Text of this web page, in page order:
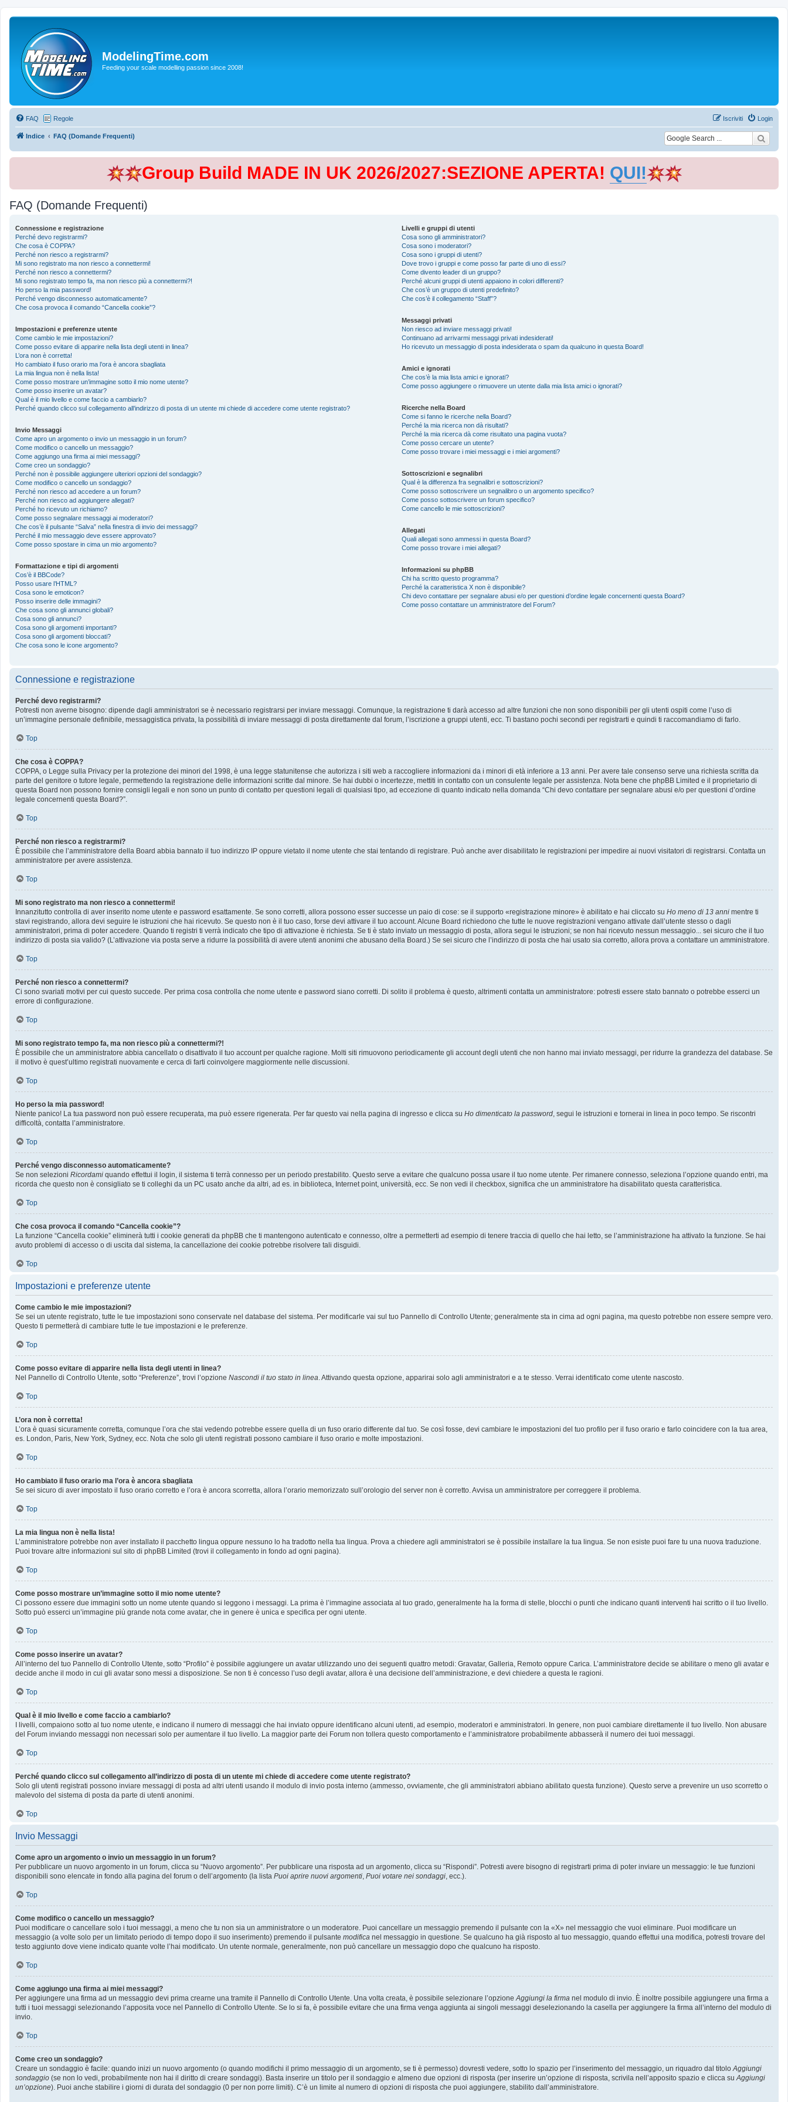
ModelingTime.com
Feeding your scale modelling passion since 2008!
FAQ Regole Login
Iscriviti
Indice FAQ (Domande Frequenti)
Group Build MADE IN UK 2026/2027:SEZIONE APERTA! QUI!
FAQ (Domande Frequenti)
Connessione e registrazione
Perché devo registrarmi?
Che cosa è COPPA?
Perché non riesco a registrarmi?
Mi sono registrato ma non riesco a connettermi!
Perché non riesco a connettermi?
Mi sono registrato tempo fa, ma non riesco più a connettermi?!
Ho perso la mia password!
Perché vengo disconnesso automaticamente?
Che cosa provoca il comando “Cancella cookie”?
Impostazioni e preferenze utente
Come cambio le mie impostazioni?
Come posso evitare di apparire nella lista degli utenti in linea?
L’ora non è corretta!
Ho cambiato il fuso orario ma l’ora è ancora sbagliata
La mia lingua non è nella lista!
Come posso mostrare un’immagine sotto il mio nome utente?
Come posso inserire un avatar?
Qual è il mio livello e come faccio a cambiarlo?
Perché quando clicco sul collegamento all’indirizzo di posta di un utente mi chiede di accedere come utente registrato?
Invio Messaggi
Come apro un argomento o invio un messaggio in un forum?
Come modifico o cancello un messaggio?
Come aggiungo una firma ai miei messaggi?
Come creo un sondaggio?
Perché non è possibile aggiungere ulteriori opzioni del sondaggio?
Come modifico o cancello un sondaggio?
Perché non riesco ad accedere a un forum?
Perché non riesco ad aggiungere allegati?
Perché ho ricevuto un richiamo?
Come posso segnalare messaggi ai moderatori?
Che cos’è il pulsante “Salva” nella finestra di invio dei messaggi?
Perché il mio messaggio deve essere approvato?
Come posso spostare in cima un mio argomento?
Formattazione e tipi di argomenti
Cos’è il BBCode?
Posso usare l’HTML?
Cosa sono le emoticon?
Posso inserire delle immagini?
Che cosa sono gli annunci globali?
Cosa sono gli annunci?
Cosa sono gli argomenti importanti?
Cosa sono gli argomenti bloccati?
Che cosa sono le icone argomento?
Livelli e gruppi di utenti
Cosa sono gli amministratori?
Cosa sono i moderatori?
Cosa sono i gruppi di utenti?
Dove trovo i gruppi e come posso far parte di uno di essi?
Come divento leader di un gruppo?
Perché alcuni gruppi di utenti appaiono in colori differenti?
Che cos’è un gruppo di utenti predefinito?
Che cos’è il collegamento “Staff”?
Messaggi privati
Non riesco ad inviare messaggi privati!
Continuano ad arrivarmi messaggi privati indesiderati!
Ho ricevuto un messaggio di posta indesiderata o spam da qualcuno in questa Board!
Amici e ignorati
Che cos’è la mia lista amici e ignorati?
Come posso aggiungere o rimuovere un utente dalla mia lista amici o ignorati?
Ricerche nella Board
Come si fanno le ricerche nella Board?
Perché la mia ricerca non dà risultati?
Perché la mia ricerca dà come risultato una pagina vuota?
Come posso cercare un utente?
Come posso trovare i miei messaggi e i miei argomenti?
Sottoscrizioni e segnalibri
Qual è la differenza fra segnalibri e sottoscrizioni?
Come posso sottoscrivere un segnalibro o un argomento specifico?
Come posso sottoscrivere un forum specifico?
Come cancello le mie sottoscrizioni?
Allegati
Quali allegati sono ammessi in questa Board?
Come posso trovare i miei allegati?
Informazioni su phpBB
Chi ha scritto questo programma?
Perché la caratteristica X non è disponibile?
Chi devo contattare per segnalare abusi e/o per questioni d’ordine legale concernenti questa Board?
Come posso contattare un amministratore del Forum?
Connessione e registrazione
Perché devo registrarmi?
Potresti non averne bisogno: dipende dagli amministratori se è necessario registrarsi per inviare messaggi. Comunque, la registrazione ti darà accesso ad altre funzioni che non sono disponibili per gli utenti ospiti come l’uso di
un’immagine personale definibile, messaggistica privata, la possibilità di inviare messaggi di posta direttamente dal forum, l’iscrizione a gruppi utenti, ecc. Ti bastano pochi secondi per registrarti e quindi ti raccomandiamo di farlo.
Top
Che cosa è COPPA?
COPPA, o Legge sulla Privacy per la protezione dei minori del 1998, è una legge statunitense che autorizza i siti web a raccogliere informazioni da i minori di età inferiore a 13 anni. Per avere tale consenso serve una richiesta scritta da
parte del genitore o tutore legale, permettendo la registrazione delle informazioni scritte dal minore. Se hai dubbi o incertezze, mettiti in contatto con un consulente legale per assistenza. Nota bene che phpBB Limited e il proprietario di
questa Board non possono fornire consigli legali e non sono un punto di contatto per questioni legali di qualsiasi tipo, ad eccezione di quanto indicato nella domanda “Chi devo contattare per segnalare abusi e/o per questioni d’ordine
legale concernenti questa Board?”.
Top
Perché non riesco a registrarmi?
È possibile che l’amministratore della Board abbia bannato il tuo indirizzo IP oppure vietato il nome utente che stai tentando di registrare. Può anche aver disabilitato le registrazioni per impedire ai nuovi visitatori di registrarsi. Contatta un
amministratore per avere assistenza.
Top
Mi sono registrato ma non riesco a connettermi!
Innanzitutto controlla di aver inserito nome utente e password esattamente. Se sono corretti, allora possono esser successe un paio di cose: se il supporto «registrazione minore» è abilitato e hai cliccato su Ho meno di 13 anni mentre ti
stavi registrando, allora devi seguire le istruzioni che hai ricevuto. Se questo non è il tuo caso, forse devi attivare il tuo account. Alcune Board richiedono che tutte le nuove registrazioni vengano attivate dall’utente stesso o dagli
amministratori, prima di poter accedere. Quando ti registri ti verrà indicato che tipo di attivazione è richiesta. Se ti è stato inviato un messaggio di posta, allora segui le istruzioni; se non hai ricevuto nessun messaggio... sei sicuro che il tuo
indirizzo di posta sia valido? (L’attivazione via posta serve a ridurre la possibilità di avere utenti anonimi che abusano della Board.) Se sei sicuro che l’indirizzo di posta che hai usato sia corretto, allora prova a contattare un amministratore.
Top
Perché non riesco a connettermi?
Ci sono svariati motivi per cui questo succede. Per prima cosa controlla che nome utente e password siano corretti. Di solito il problema è questo, altrimenti contatta un amministratore: potresti essere stato bannato o potrebbe esserci un
errore di configurazione.
Top
Mi sono registrato tempo fa, ma non riesco più a connettermi?!
È possibile che un amministratore abbia cancellato o disattivato il tuo account per qualche ragione. Molti siti rimuovono periodicamente gli account degli utenti che non hanno mai inviato messaggi, per ridurre la grandezza del database. Se
il motivo è quest’ultimo registrati nuovamente e cerca di farti coinvolgere maggiormente nelle discussioni.
Top
Ho perso la mia password!
Niente panico! La tua password non può essere recuperata, ma può essere rigenerata. Per far questo vai nella pagina di ingresso e clicca su Ho dimenticato la password, segui le istruzioni e tornerai in linea in poco tempo. Se riscontri
difficoltà, contatta l’amministratore.
Top
Perché vengo disconnesso automaticamente?
Se non selezioni Ricordami quando effettui il login, il sistema ti terrà connesso per un periodo prestabilito. Questo serve a evitare che qualcuno possa usare il tuo nome utente. Per rimanere connesso, seleziona l’opzione quando entri, ma
ricorda che questo non è consigliato se ti colleghi da un PC usato anche da altri, ad es. in biblioteca, Internet point, università, ecc. Se non vedi il checkbox, significa che un amministratore ha disabilitato questa caratteristica.
Top
Che cosa provoca il comando “Cancella cookie”?
La funzione “Cancella cookie” eliminerà tutti i cookie generati da phpBB che ti mantengono autenticato e connesso, oltre a permetterti ad esempio di tenere traccia di quello che hai letto, se l’amministrazione ha attivato la funzione. Se hai
avuto problemi di accesso o di uscita dal sistema, la cancellazione dei cookie potrebbe risolvere tali disguidi.
Top
Impostazioni e preferenze utente
Come cambio le mie impostazioni?
Se sei un utente registrato, tutte le tue impostazioni sono conservate nel database del sistema. Per modificarle vai sul tuo Pannello di Controllo Utente; generalmente sta in cima ad ogni pagina, ma questo potrebbe non essere sempre vero.
Questo ti permetterà di cambiare tutte le tue impostazioni e le preferenze.
Top
Come posso evitare di apparire nella lista degli utenti in linea?
Nel Pannello di Controllo Utente, sotto “Preferenze”, trovi l’opzione Nascondi il tuo stato in linea. Attivando questa opzione, apparirai solo agli amministratori e a te stesso. Verrai identificato come utente nascosto.
Top
L’ora non è corretta!
L’ora è quasi sicuramente corretta, comunque l’ora che stai vedendo potrebbe essere quella di un fuso orario differente dal tuo. Se così fosse, devi cambiare le impostazioni del tuo profilo per il fuso orario e farlo coincidere con la tua area,
es. London, Paris, New York, Sydney, ecc. Nota che solo gli utenti registrati possono cambiare il fuso orario e molte impostazioni.
Top
Ho cambiato il fuso orario ma l’ora è ancora sbagliata
Se sei sicuro di aver impostato il fuso orario corretto e l’ora è ancora scorretta, allora l’orario memorizzato sull’orologio del server non è corretto. Avvisa un amministratore per correggere il problema.
Top
La mia lingua non è nella lista!
L’amministratore potrebbe non aver installato il pacchetto lingua oppure nessuno lo ha tradotto nella tua lingua. Prova a chiedere agli amministratori se è possibile installare la tua lingua. Se non esiste puoi fare tu una nuova traduzione.
Puoi trovare altre informazioni sul sito di phpBB Limited (trovi il collegamento in fondo ad ogni pagina).
Top
Come posso mostrare un’immagine sotto il mio nome utente?
Ci possono essere due immagini sotto un nome utente quando si leggono i messaggi. La prima è l’immagine associata al tuo grado, generalmente ha la forma di stelle, blocchi o punti che indicano quanti interventi hai scritto o il tuo livello.
Sotto può esserci un’immagine più grande nota come avatar, che in genere è unica e specifica per ogni utente.
Top
Come posso inserire un avatar?
All’interno del tuo Pannello di Controllo Utente, sotto “Profilo” è possibile aggiungere un avatar utilizzando uno dei seguenti quattro metodi: Gravatar, Galleria, Remoto oppure Carica. L’amministratore decide se abilitare o meno gli avatar e
decide anche il modo in cui gli avatar sono messi a disposizione. Se non ti è concesso l’uso degli avatar, allora è una decisione dell’amministrazione, e devi chiedere a questa le ragioni.
Top
Qual è il mio livello e come faccio a cambiarlo?
I livelli, compaiono sotto al tuo nome utente, e indicano il numero di messaggi che hai inviato oppure identificano alcuni utenti, ad esempio, moderatori e amministratori. In genere, non puoi cambiare direttamente il tuo livello. Non abusare
del Forum inviando messaggi non necessari solo per aumentare il tuo livello. La maggior parte dei Forum non tollera questo comportamento e l’amministratore probabilmente abbasserà il numero dei tuoi messaggi.
Top
Perché quando clicco sul collegamento all’indirizzo di posta di un utente mi chiede di accedere come utente registrato?
Solo gli utenti registrati possono inviare messaggi di posta ad altri utenti usando il modulo di invio posta interno (ammesso, ovviamente, che gli amministratori abbiano abilitato questa funzione). Questo serve a prevenire un uso scorretto o
malevolo del sistema di posta da parte di utenti anonimi.
Top
Invio Messaggi
Come apro un argomento o invio un messaggio in un forum?
Per pubblicare un nuovo argomento in un forum, clicca su “Nuovo argomento”. Per pubblicare una risposta ad un argomento, clicca su “Rispondi”. Potresti avere bisogno di registrarti prima di poter inviare un messaggio: le tue funzioni
disponibili sono elencate in fondo alla pagina del forum o dell’argomento (la lista Puoi aprire nuovi argomenti, Puoi votare nei sondaggi, ecc.).
Top
Come modifico o cancello un messaggio?
Puoi modificare o cancellare solo i tuoi messaggi, a meno che tu non sia un amministratore o un moderatore. Puoi cancellare un messaggio premendo il pulsante con la «X» nel messaggio che vuoi eliminare. Puoi modificare un
messaggio (a volte solo per un limitato periodo di tempo dopo il suo inserimento) premendo il pulsante modifica nel messaggio in questione. Se qualcuno ha già risposto al tuo messaggio, quando effettui una modifica, potresti trovare del
testo aggiunto dove viene indicato quante volte l’hai modificato. Un utente normale, generalmente, non può cancellare un messaggio dopo che qualcuno ha risposto.
Top
Come aggiungo una firma ai miei messaggi?
Per aggiungere una firma ad un messaggio devi prima crearne una tramite il Pannello di Controllo Utente. Una volta creata, è possibile selezionare l’opzioneAggiungi la firma nel modulo di invio. È inoltre possibile aggiungere una firma a
tutti i tuoi messaggi selezionando l’apposita voce nel Pannello di Controllo Utente. Se lo si fa, è possibile evitare che una firma venga aggiunta ai singoli messaggi deselezionando la casella per aggiungere la firma all’interno del modulo di
invio.
Top
Come creo un sondaggio?
Creare un sondaggio è facile: quando inizi un nuovo argomento (o quando modifichi il primo messaggio di un argomento, se ti è permesso) dovresti vedere, sotto lo spazio per l’inserimento del messaggio, un riquadro dal titoloAggiungi
sondaggio (se non lo vedi, probabilmente non hai il diritto di creare sondaggi). Basta inserire un titolo per il sondaggio e almeno due opzioni di risposta (per inserire un’opzione di risposta, scrivila nell’apposito spazio e clicca suAggiungi
un’opzione). Puoi anche stabilire i giorni di durata del sondaggio (0 per non porre limiti). C’è un limite al numero di opzioni di risposta che puoi aggiungere, stabilito dall’amministratore.